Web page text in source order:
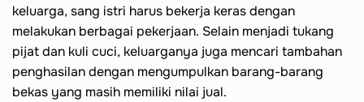
keluarga, sang istri harus bekerja keras dengan
melakukan berbagai pekerjaan. Selain menjadi tukang
pijat dan kuli cuci, keluarganya juga mencari tambahan
penghasilan dengan mengumpulkan barang-barang
bekas yang masih memiliki nilai jual.